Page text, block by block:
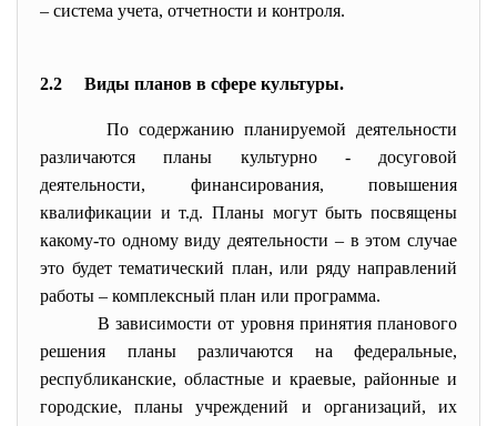
– система учета, отчетности и контроля.
2.2 Виды планов в сфере культуры.
По содержанию планируемой деятельности
различаются планы культурно - досуговой
деятельности, финансирования, повышения
квалификации и т.д. Планы могут быть посвящены
какому-то одному виду деятельности – в этом случае
это будет тематический план, или ряду направлений
работы – комплексный план или программа.
В зависимости от уровня принятия планового
решения планы различаются на федеральные,
республиканские, областные и краевые, районные и
городские, планы учреждений и организаций, их